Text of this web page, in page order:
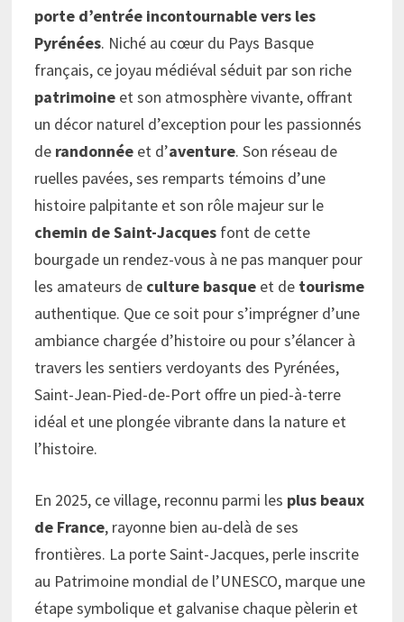
porte d’entrée incontournable vers les
Pyrénées. Niché au cœur du Pays Basque
français, ce joyau médiéval séduit par son riche
patrimoine et son atmosphère vivante, offrant
un décor naturel d’exception pour les passionnés
de randonnée et d’aventure. Son réseau de
ruelles pavées, ses remparts témoins d’une
histoire palpitante et son rôle majeur sur le
chemin de Saint-Jacques font de cette
bourgade un rendez-vous à ne pas manquer pour
les amateurs de culture basque et de tourisme
authentique. Que ce soit pour s’imprégner d’une
ambiance chargée d’histoire ou pour s’élancer à
travers les sentiers verdoyants des Pyrénées,
Saint-Jean-Pied-de-Port offre un pied-à-terre
idéal et une plongée vibrante dans la nature et
l’histoire.
En 2025, ce village, reconnu parmi les plus beaux
de France, rayonne bien au-delà de ses
frontières. La porte Saint-Jacques, perle inscrite
au Patrimoine mondial de l’UNESCO, marque une
étape symbolique et galvanise chaque pèlerin et